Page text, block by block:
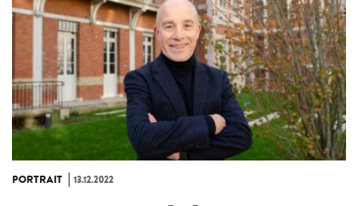
PORTRAIT 13.12.2022